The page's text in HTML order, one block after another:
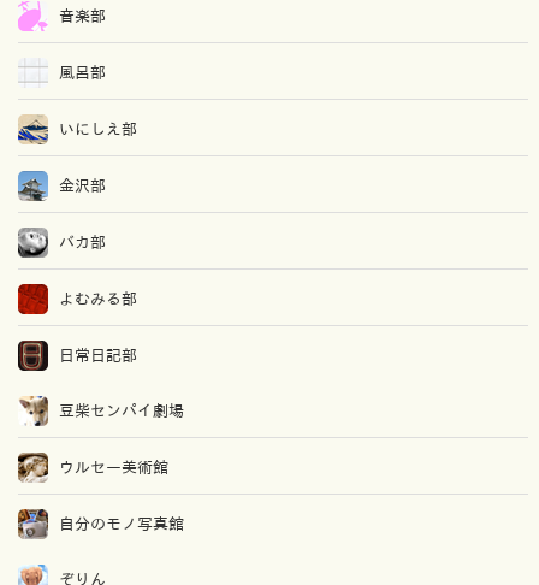
音楽部
風呂部
いにしえ部
金沢部
バカ部
よむみる部
日常日記部
豆柴センパイ劇場
ウルセー美術館
自分のモノ写真館
ぞりん